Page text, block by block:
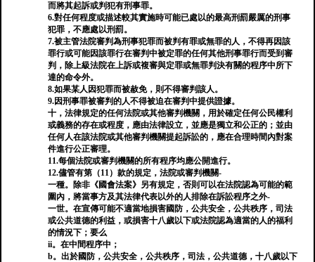
而將其起訴或判犯有刑事罪。
6.對任何程度或描述較其實施時可能已處以的最高刑罰嚴厲的刑事
犯罪，不應處以刑罰。
7.被主管法院審判為刑事犯罪而被判有罪或無罪的人，不得再因該
罪行或可能因該罪行在審判中被定罪的任何其他刑事罪行而受到審
判，除上級法院在上訴或複審與定罪或無罪判決有關的程序中所下
達的命令外。
8.如果某人因犯罪而被赦免，則不得審判該人。
9.因刑事罪被審判的人不得被迫在審判中提供證據。
十，法律規定的任何法院或其他審判機關，用於確定任何公民權利
或義務的存在或程度，應由法律設立，並應是獨立和公正的；並由
任何人在該法院或其他審判機關提起訴訟的，應在合理時間內對案
件進行公正審理。
11.每個法院或審判機關的所有程序均應公開進行。
12.儘管有第（11）款的規定，法院或審判機關-
一種。除非《國會法案》另有規定，否則可以在法院認為可能的範
圍內，將當事方及其法律代表以外的人排除在訴訟程序之外-
一世。在宣傳可能不適當地損害國防，公共安全，公共秩序，司法
或公共道德的利益，或損害十八歲以下或法院認為適當的人的福利
的情況下；要么
ii。在中間程序中；
b。出於國防，公共安全，公共秩序，司法，公共道德，十八歲以下